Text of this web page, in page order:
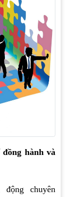
hành và
chuyên